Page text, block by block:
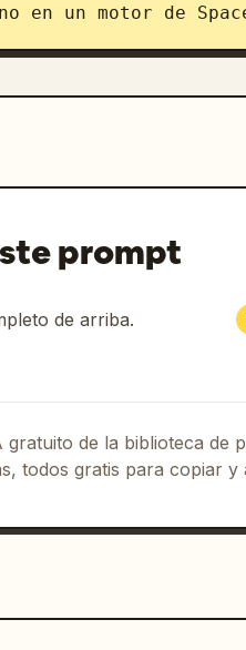
en un motor de
prompt
de arriba.
de la biblioteca de
todos gratis para copiar y